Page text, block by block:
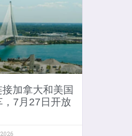
加拿大和美国
7月27日开放